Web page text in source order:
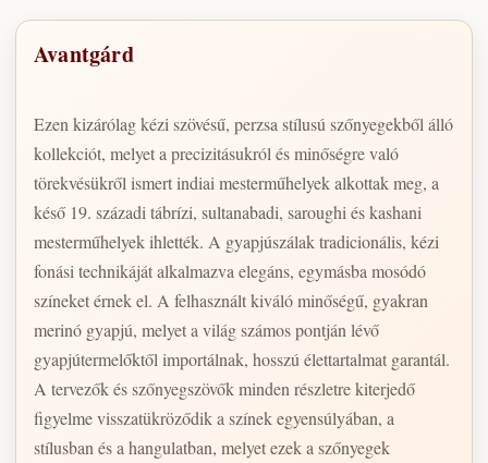
Avantgárd
Ezen kizárólag kézi szövésű, perzsa stílusú szőnyegekből álló
kollekciót, melyet a precizitásukról és minőségre való
törekvésükről ismert indiai mesterműhelyek alkottak meg, a
késő 19. századi tábrízi, sultanabadi, saroughi és kashani
mesterműhelyek ihlették. A gyapjúszálak tradicionális, kézi
fonási technikáját alkalmazva elegáns, egymásba mosódó
színeket érnek el. A felhasznált kiváló minőségű, gyakran
merinó gyapjú, melyet a világ számos pontján lévő
gyapjútermelőktől importálnak, hosszú élettartalmat garantál.
A tervezők és szőnyegszövők minden részletre kiterjedő
figyelme visszatükröződik a színek egyensúlyában, a
stílusban és a hangulatban, melyet ezek a szőnyegek